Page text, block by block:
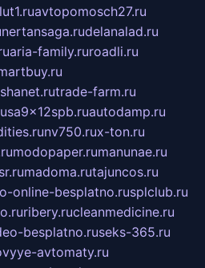
avtopomosch27.ru
nertansaga.rudelanalad.ru
aria-family.ruroadli.ru
trade-farm.ru
autodamp.ru
nv750.rux-ton.ru
modopaper.rumanunae.ru
madoma.rutajuncos.ru
online-besplatno.rusplclub.ru
ribery.rucleanmedicine.ru
besplatno.ruseks-365.ru
avtomaty.ru